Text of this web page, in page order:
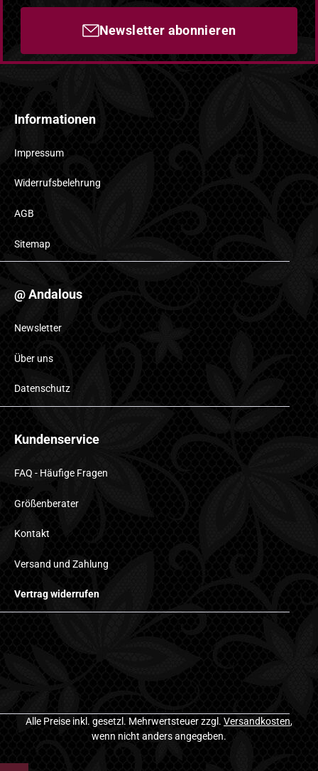
Newsletter abonnieren
Informationen
Impressum
Widerrufsbelehrung
AGB
Sitemap
@ Andalous
Newsletter
Über uns
Datenschutz
Kundenservice
FAQ - Häufige Fragen
Größenberater
Kontakt
Versand und Zahlung
Vertrag widerrufen
Alle Preise inkl. gesetzl. Mehrwertsteuer zzgl. Versandkosten,
wenn nicht anders angegeben.